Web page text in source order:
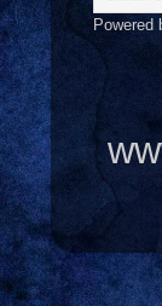
Powered